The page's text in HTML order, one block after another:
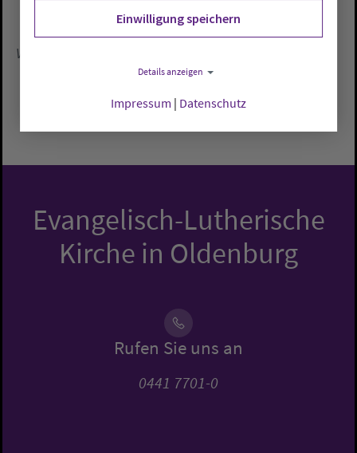
Von Pfarrer Dr. Oliver Dürr
Evangelisch-Lutherische
Kirche in Oldenburg
Rufen Sie uns an
0441 7701-0
Einwilligung speichern
Details anzeigen
Impressum | Datenschutz